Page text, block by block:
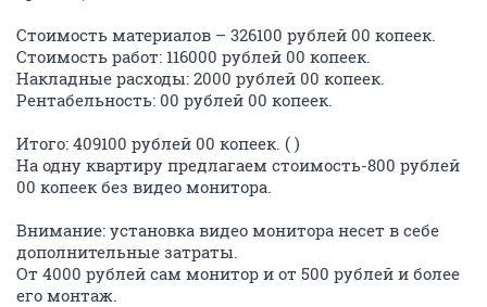
Стоимость материалов – 326100 рублей 00 копеек.
Стоимость работ: 116000 рублей 00 копеек.
Накладные расходы: 2000 рублей 00 копеек.
Рентабельность: 00 рублей 00 копеек.
Итого: 409100 рублей 00 копеек. ( )
На одну квартиру предлагаем стоимость-800 рублей
00 копеек без видео монитора.
Внимание: установка видео монитора несет в себе
дополнительные затраты.
От 4000 рублей сам монитор и от 500 рублей и более
его монтаж.